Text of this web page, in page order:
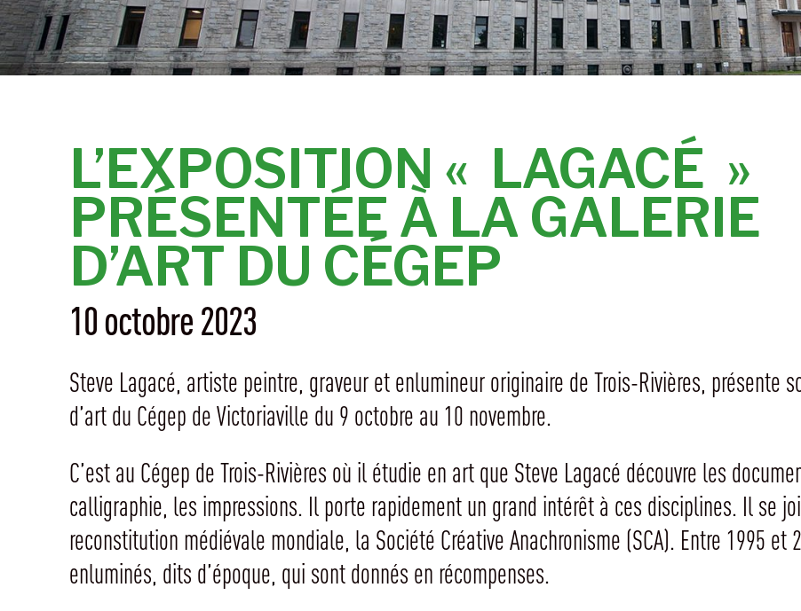
L’EXPOSITION « LAGACÉ »
PRÉSENTÉE À LA GALERIE
D’ART DU CÉGEP
10 octobre 2023
Steve Lagacé, artiste peintre, graveur et enlumineur originaire de Trois-Rivières, présente
d’art du Cégep de Victoriaville du 9 octobre au 10 novembre.
C’est au Cégep de Trois-Rivières où il étudie en art que Steve Lagacé découvre les
calligraphie, les impressions. Il porte rapidement un grand intérêt à ces disciplines. Il se
reconstitution médiévale mondiale, la Société Créative Anachronisme (SCA). Entre 1995
enluminés, dits d’époque, qui sont donnés en récompenses.